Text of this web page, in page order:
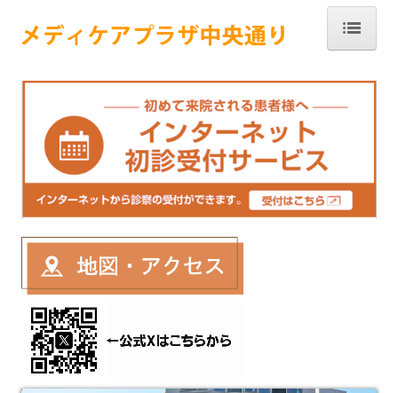
クリニック
医師紹介
保険外負担一覧
各診断書・証明書料
利用者さんの個人情報保護方針
通所リハビリテーション